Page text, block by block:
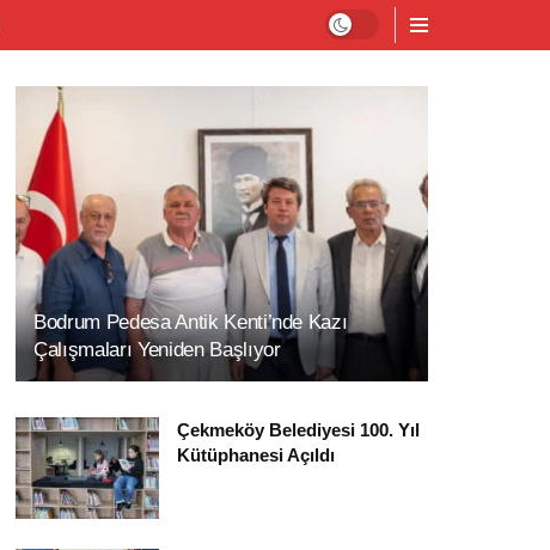
Bodrum Pedesa Antik Kenti’nde Kazı
Çalışmaları Yeniden Başlıyor
Çekmeköy Belediyesi 100. Yıl
Kütüphanesi Açıldı